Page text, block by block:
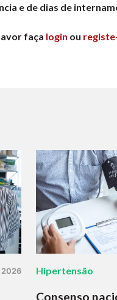
e de dias de
faça login ou
2026 Hipertensão
Consenso